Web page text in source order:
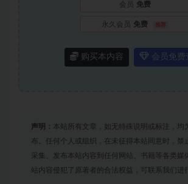
会员 免费
永久会员 免费 推荐
购买本内容 会员免费
声明： 本站所有文章，如无特殊说明或标注，均
布。任何个人或组织，在未征得本站同意时，禁
采集、发布本站内容到任何网站、书籍等各类媒
站内容侵犯了原著者的合法权益，可联系我们进